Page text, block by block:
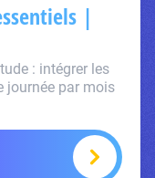
|
: intégrer les
journée par mois